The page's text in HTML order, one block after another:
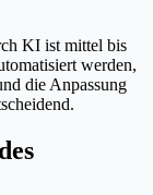
KI ist mittel bis
werden,
die Anpassung